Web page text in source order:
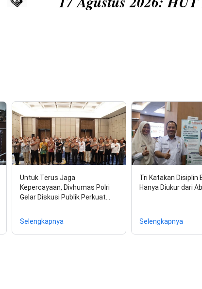
Untuk Terus Jaga
Kepercayaan, Divhumas Polri
Gelar Diskusi Publik Perkuat…
Selengkapnya
Tri Katakan Disiplin
Hanya Diukur dari
Selengkapnya